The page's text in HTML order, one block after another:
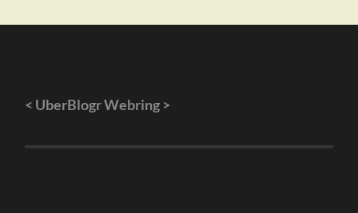
< UberBlogr Webring >